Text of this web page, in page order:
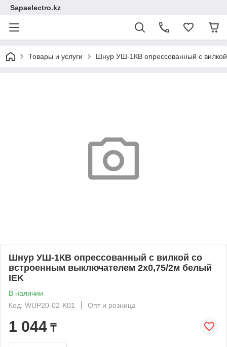
Sapaelectro.kz
Товары и услуги Шнур УШ-1КВ опрессованный с
Шнур УШ-1КВ опрессованный с вилкой со
встроенным выключателем 2х0,75/2м белый
IEK
В наличии
Код: WUP20-02-K01
Опт и розница
1 044 ₸